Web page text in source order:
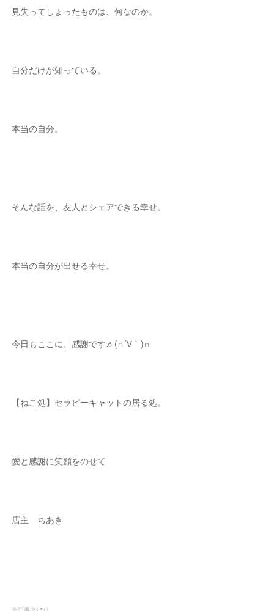
見失ってしまったものは、何なのか。
自分だけが知っている。
本当の自分。
そんな話を、友人とシェアできる幸せ。
本当の自分が出せる幸せ。
今日もここに、感謝です♬(∩´∀｀)∩
【ねこ処】セラピーキャットの居る処。
愛と感謝に笑顔をのせて
店主 ちあき